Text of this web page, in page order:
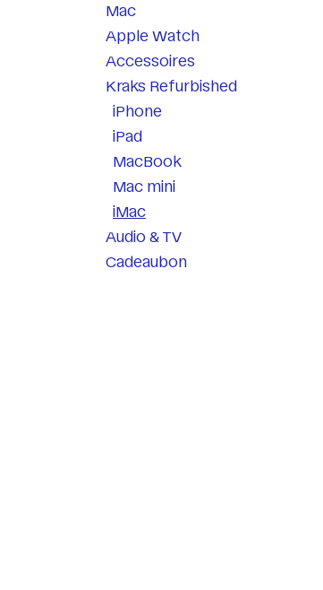
Mac
Apple Watch
Accessoires
Kraks Refurbished
iPhone
iPad
MacBook
Mac mini
iMac
Audio & TV
Cadeaubon
Minimale gebruikssporen